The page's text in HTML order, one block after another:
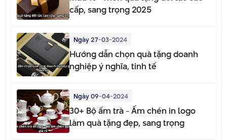
cấp, sang trọng 2025
Ngày 27-03-2024
Hướng dẫn chọn quà tặng doanh
nghiệp ý nghĩa, tinh tế
Ngày 09-04-2024
30+ Bộ ấm trà - Ấm chén in logo
làm quà tặng đẹp, sang trọng